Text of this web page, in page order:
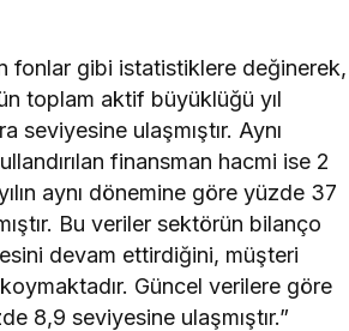
fonlar gibi istatistiklere değinerek,
toplam aktif büyüklüğü yıl
seviyesine ulaşmıştır. Aynı
finansman hacmi ise 2
aynı dönemine göre yüzde 37
Bu veriler sektörün bilanço
devam ettirdiğini, müşteri
Güncel verilere göre
8,9 seviyesine ulaşmıştır.”